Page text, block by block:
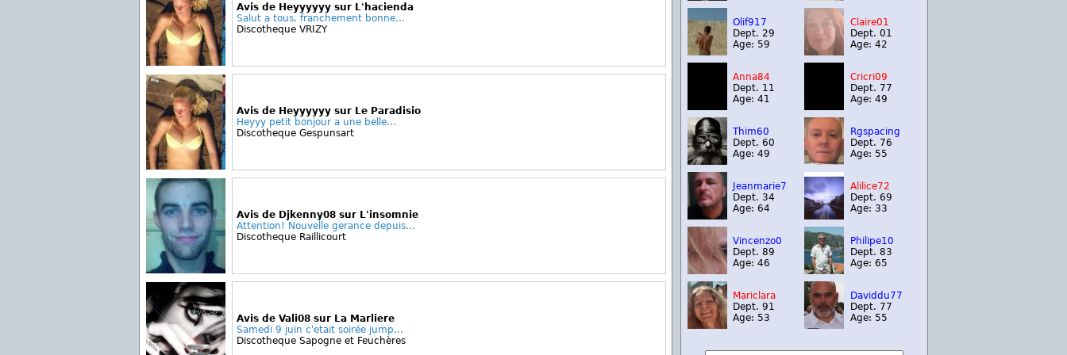
Avis de Heyyyyyy sur L'hacienda
Salut a tous, franchement bonne...
Discotheque VRIZY
Avis de Heyyyyyy sur Le Paradisio
Heyyy petit bonjour a une belle...
Discotheque Gespunsart
Avis de Djkenny08 sur L'insomnie
Attention! Nouvelle gerance depuis...
Discotheque Raillicourt
Avis de Vali08 sur La Marliere
Samedi 9 juin c'etait soirée jump...
Discotheque Sapogne et Feuchères
Olif917
Dept. 29
Age: 59
Claire01
Dept. 01
Age: 42
Anna84
Dept. 11
Age: 41
Cricri09
Dept. 77
Age: 49
Thim60
Dept. 60
Age: 49
Rgspacing
Dept. 76
Age: 55
Jeanmarie7
Dept. 34
Age: 64
Alilice72
Dept. 69
Age: 33
Vincenzo0
Dept. 89
Age: 46
Philipe10
Dept. 83
Age: 65
Mariclara
Dept. 91
Age: 53
Daviddu77
Dept. 77
Age: 55